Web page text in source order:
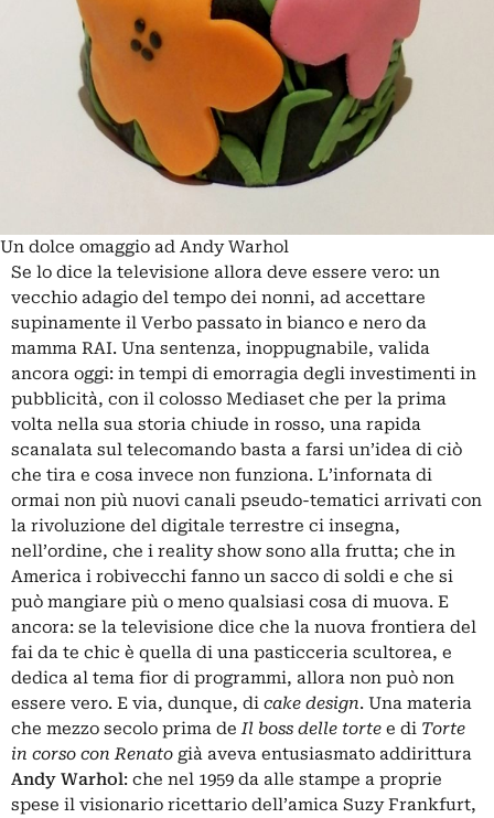
Un dolce omaggio ad Andy Warhol
Se lo dice la televisione allora deve essere vero: un
vecchio adagio del tempo dei nonni, ad accettare
supinamente il Verbo passato in bianco e nero da
mamma RAI. Una sentenza, inoppugnabile, valida
ancora oggi: in tempi di emorragia degli investimenti in
pubblicità, con il colosso Mediaset che per la prima
volta nella sua storia chiude in rosso, una rapida
scanalata sul telecomando basta a farsi un’idea di ciò
che tira e cosa invece non funziona. L’infornata di
ormai non più nuovi canali pseudo-tematici arrivati con
la rivoluzione del digitale terrestre ci insegna,
nell’ordine, che i reality show sono alla frutta; che in
America i robivecchi fanno un sacco di soldi e che si
può mangiare più o meno qualsiasi cosa di muova. E
ancora: se la televisione dice che la nuova frontiera del
fai da te chic è quella di una pasticceria scultorea, e
dedica al tema fior di programmi, allora non può non
essere vero. E via, dunque, di cake design. Una materia
che mezzo secolo prima de Il boss delle torte e di Torte
in corso con Renato già aveva entusiasmato addirittura
Andy Warhol: che nel 1959 da alle stampe a proprie
spese il visionario ricettario dell’amica Suzy Frankfurt,